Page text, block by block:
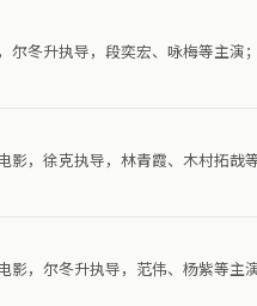
冬升执导，段奕宏、咏梅等主演
，徐克执导，林青霞、木村拓哉
，尔冬升执导，范伟、杨紫等主